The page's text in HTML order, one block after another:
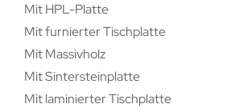
Mit HPL-Platte
Mit furnierter Tischplatte
Mit Massivholz
Mit Sintersteinplatte
Mit laminierter Tischplatte